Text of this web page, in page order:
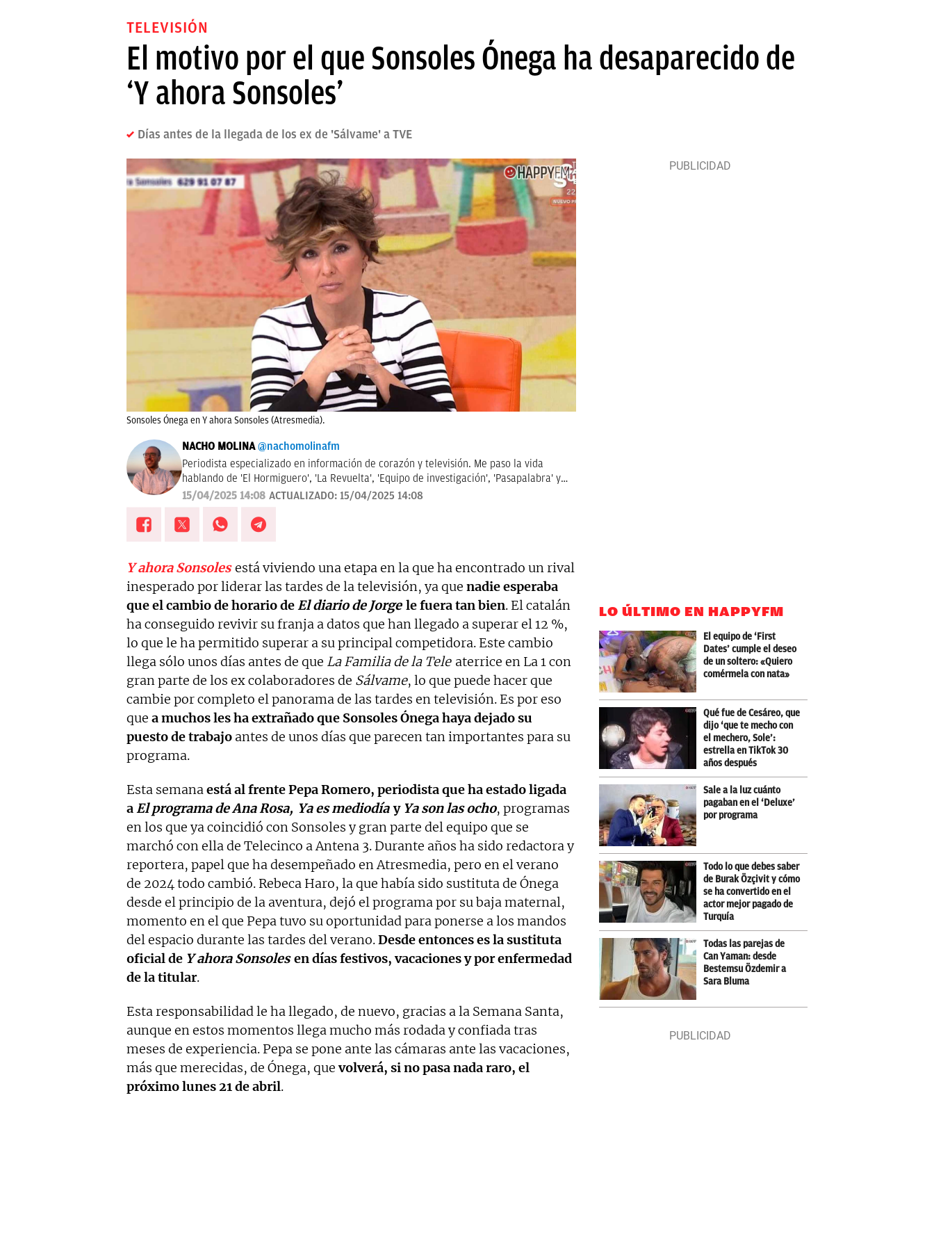
TELEVISIÓN
El motivo por el que Sonsoles Ónega ha desaparecido de
‘Y ahora Sonsoles’
Días antes de la llegada de los ex de 'Sálvame' a TVE
Sonsoles Ónega en Y ahora Sonsoles (Atresmedia).
NACHO MOLINA @nachomolinafm
Periodista especializado en información de corazón y televisión. Me paso la vida
hablando de 'El Hormiguero', 'La Revuelta', 'Equipo de investigación', 'Pasapalabra' y
me encanta estudiar las audiencias de televisión cada mañana. Tampoco me pierdo
15/04/2025 14:08 ACTUALIZADO: 15/04/2025 14:08
Y ahora Sonsolesestá viviendo una etapa en la que ha encontrado un rival
inesperado por liderar las tardes de la televisión, ya que nadie esperaba
que el cambio de horario deEl diario de Jorge le fuera tan bien. El catalán
ha conseguido revivir su franja a datos que han llegado a superar el 12 %,
lo que le ha permitido superar a su principal competidora. Este cambio
llega sólo unos días antes de que La Familia de la Tele aterrice en La 1 con
gran parte de los ex colaboradores de Sálvame, lo que puede hacer que
cambie por completo el panorama de las tardes en televisión. Es por eso
que a muchos les ha extrañado que Sonsoles Ónega haya dejado su
puesto de trabajo antes de unos días que parecen tan importantes para su
programa.
Esta semanaestá al frente Pepa Romero, periodista que ha estado ligada
aEl programa de Ana Rosa, Ya es mediodía y Ya son las ocho, programas
en los que ya coincidió con Sonsoles y gran parte del equipo que se
marchó con ella de Telecinco a Antena 3. Durante años ha sido redactora y
reportera, papel que ha desempeñado en Atresmedia, pero en el verano
de 2024 todo cambió. Rebeca Haro, la que había sido sustituta de Ónega
desde el principio de la aventura, dejó el programa por su baja maternal,
momento en el que Pepa tuvo su oportunidad para ponerse a los mandos
del espacio durante las tardes del verano.Desde entonces es la sustituta
oficial de Y ahora Sonsolesen días festivos, vacaciones y por enfermedad
de la titular.
Esta responsabilidad le ha llegado, de nuevo, gracias a la Semana Santa,
aunque en estos momentos llega mucho más rodada y confiada tras
meses de experiencia. Pepa se pone ante las cámaras ante las vacaciones,
más que merecidas, de Ónega, quevolverá, si no pasa nada raro, el
próximo lunes 21 de abril.
LO ÚLTIMO EN HAPPYFM
El equipo de ‘First
Dates’ cumple el deseo
de un soltero: «Quiero
comérmela con nata»
Qué fue de Cesáreo, que
dijo ‘que te mecho con
el mechero, Sole’:
estrella en TikTok 30
años después
Sale a la luz cuánto
pagaban en el ‘Deluxe’
por programa
Todo lo que debes saber
de Burak Özçivit y cómo
se ha convertido en el
actor mejor pagado de
Turquía
Todas las parejas de
Can Yaman: desde
Bestemsu Özdemir a
Sara Bluma